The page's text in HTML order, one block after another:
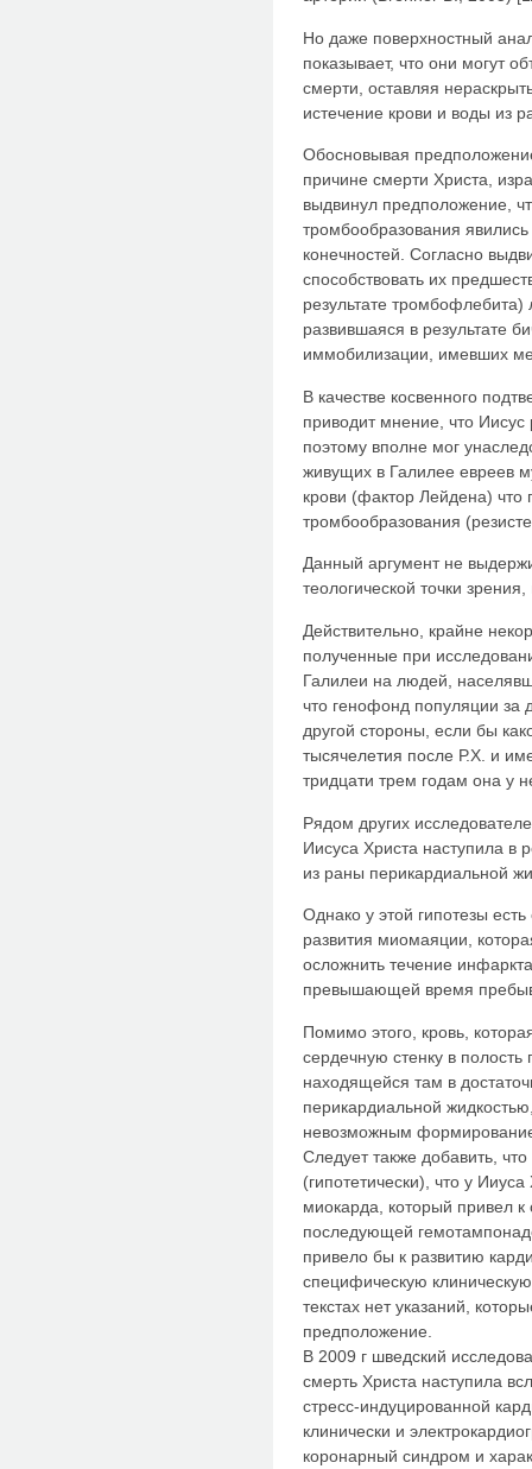
Но даже поверхностный
показывает, что они могут
смерти, оставляя
истечение крови и воды из
Обосновывая
причине смерти Христа,
выдвинул предположение,
тромбообразования
конечностей. Согласно
способствовать их
результате тромбофлебита)
развившаяся в результате
иммобилизации, имевших
В качестве косвенного
приводит мнение, что
поэтому вполне мог
живущих в Галилее евреев
крови (фактор Лейдена) что
тромбообразования
Данный аргумент не
теологической точки
Действительно, крайне
полученные при
Галилеи на людей,
что генофонд популяции за
другой стороны, если бы
тысячелетия после Р.Х. и
тридцати трем годам она у
Рядом других
Иисуса Христа наступила в
из раны перикардиальной
Однако у этой гипотезы
развития миомаяции,
осложнить течение
превышающей время
Помимо этого, кровь,
сердечную стенку в
находящейся там в
перикардиальной
невозможным
Следует также добавить,
(гипотетически), что у
миокарда, который привел
последующей
привело бы к развитию
специфическую
текстах нет указаний,
предположение.
В 2009 г шведский
смерть Христа наступила
стресс-индуцированной
клинически и
коронарный синдром и